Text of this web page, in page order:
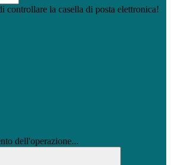
controllare la casella di posta elettronica!
dell'operazione...